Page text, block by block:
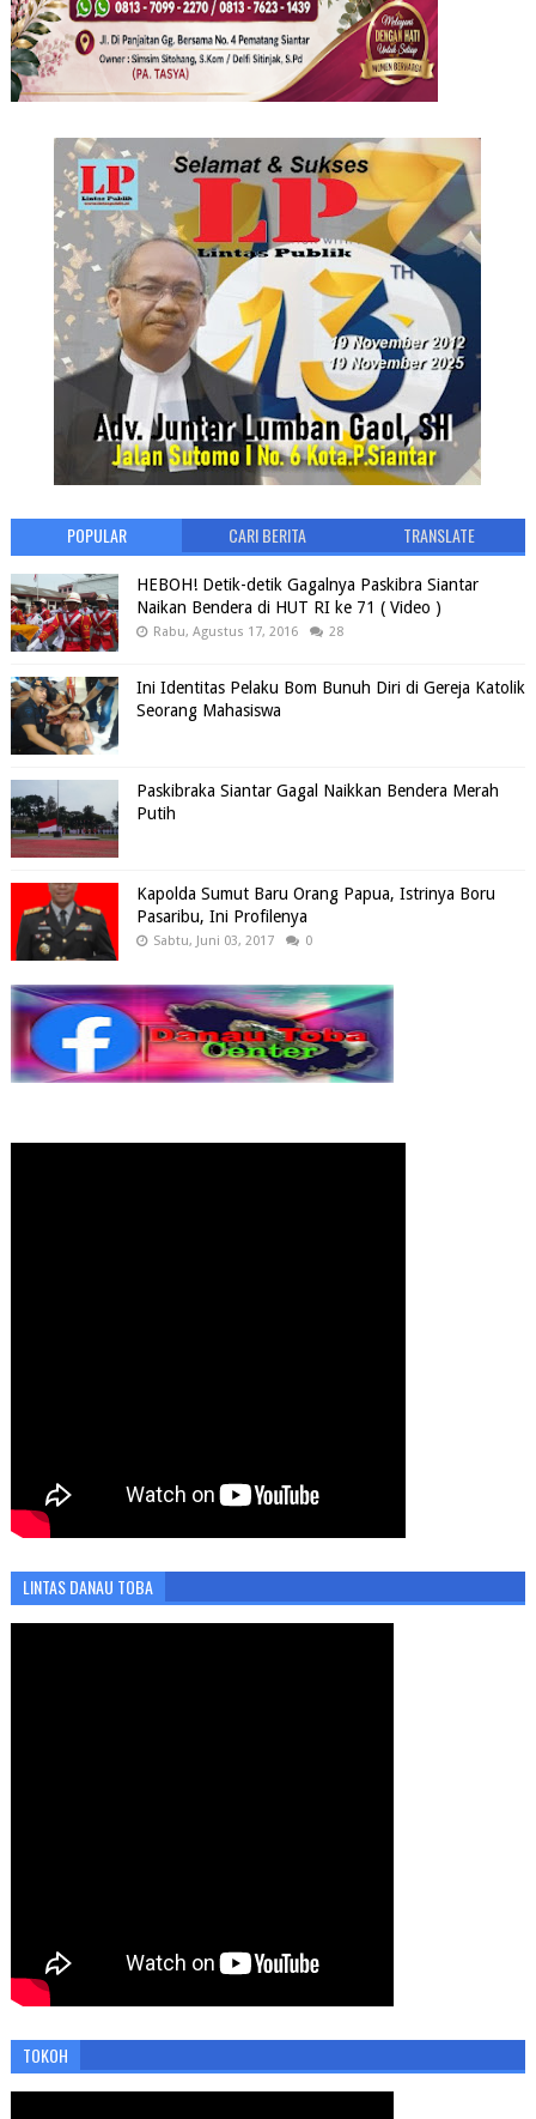
POPULAR CARI BERITA TRANSLATE
HEBOH! Detik-detik Gagalnya Paskibra Siantar
Naikan Bendera di HUT RI ke 71 ( Video )
Rabu, Agustus 17, 2016 28
Ini Identitas Pelaku Bom Bunuh Diri di Gereja Katolik
Seorang Mahasiswa
Paskibraka Siantar Gagal Naikkan Bendera Merah
Putih
Kapolda Sumut Baru Orang Papua, Istrinya Boru
Pasaribu, Ini Profilenya
Sabtu, Juni 03, 2017 0
LINTAS DANAU TOBA
TOKOH